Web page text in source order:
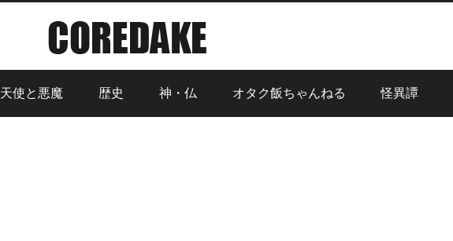
天使と悪魔 歴史 神・仏 オタク飯ちゃんねる 怪異譚